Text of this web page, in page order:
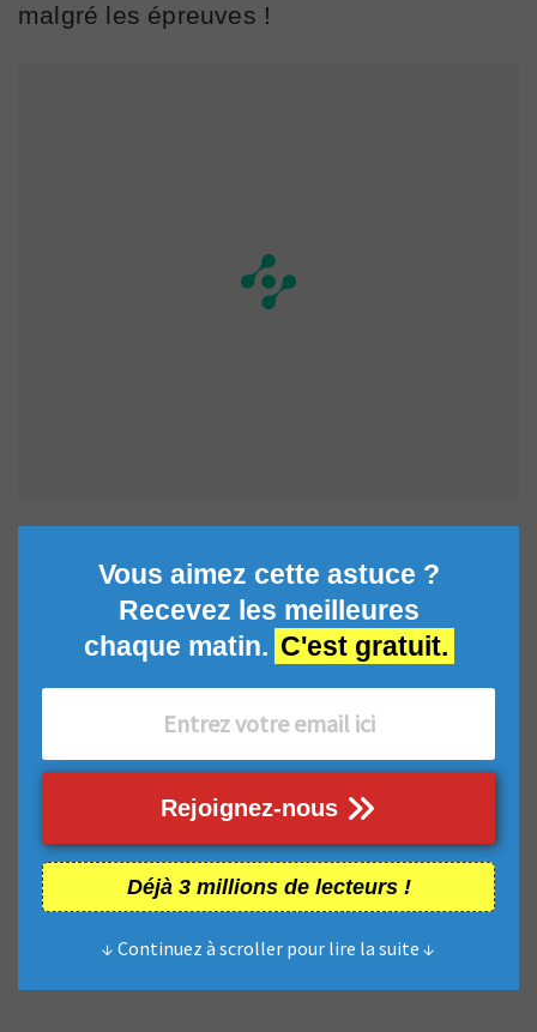
malgré les épreuves !
Vous aimez cette astuce ?
Recevez les meilleures
chaque matin. C'est gratuit.
Rejoignez-nous
Déjà 3 millions de lecteurs !
↓ Continuez à scroller pour lire la suite ↓